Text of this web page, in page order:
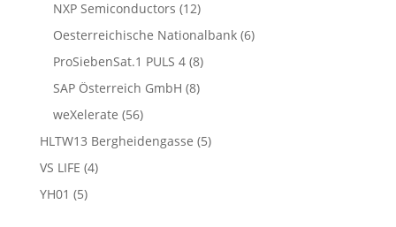
NXP Semiconductors (12)
Oesterreichische Nationalbank(6)
ProSiebenSat.1 PULS 4(8)
SAP Österreich GmbH (8)
weXelerate (56)
HLTW13 Bergheidengasse (5)
VS LIFE (4)
YH01 (5)